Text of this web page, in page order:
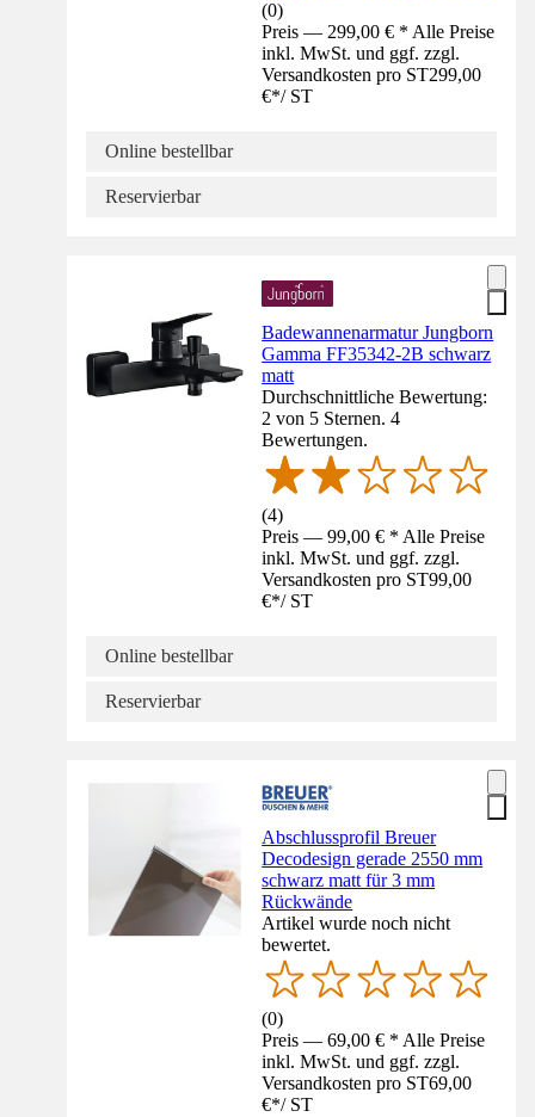
(0)
Preis — 299,00 € * Alle Preise
inkl. MwSt. und ggf. zzgl.
Versandkosten pro ST299,00
€*/ ST
Online bestellbar
Reservierbar
Badewannenarmatur Jungborn
Gamma FF35342-2B schwarz
matt
Durchschnittliche Bewertung:
2 von 5 Sternen. 4
Bewertungen.
(4)
Preis — 99,00 € * Alle Preise
inkl. MwSt. und ggf. zzgl.
Versandkosten pro ST99,00
€*/ ST
Online bestellbar
Reservierbar
Abschlussprofil Breuer
Decodesign gerade 2550 mm
schwarz matt für 3 mm
Rückwände
Artikel wurde noch nicht
bewertet.
(0)
Preis — 69,00 € * Alle Preise
inkl. MwSt. und ggf. zzgl.
Versandkosten pro ST69,00
€*/ ST